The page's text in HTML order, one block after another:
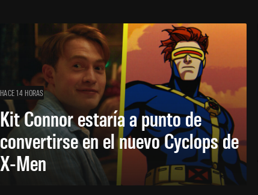
HACE 14 HORAS
Kit Connor estaría a punto de
convertirse en el nuevo Cyclops de
X-Men